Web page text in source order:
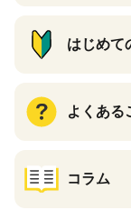
はじめて
よくある
コラム